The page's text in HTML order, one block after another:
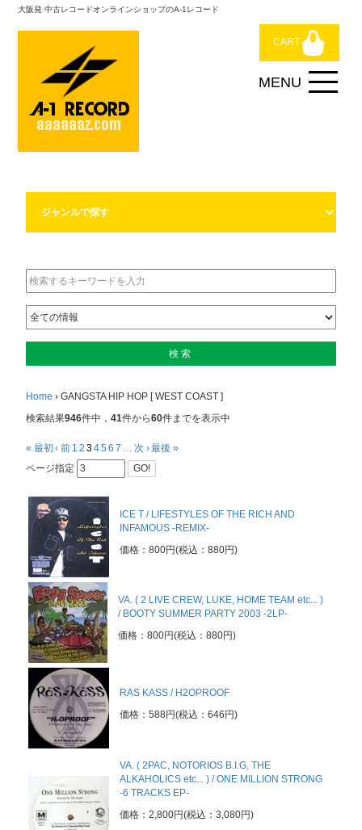
大阪発 中古レコードオンラインショップのA-1レコード
CART
Home ›GANGSTA HIP HOP [ WEST COAST ]
検索結果946件中，41件から60件までを表示中
« 最初 ‹ 前 1 2 345 6 7 … 次 ›最後 »
ページ指定
GO!
ICE T / LIFESTYLES OF THE RICH AND
INFAMOUS -REMIX-
価格：800円(税込：880円)
VA. ( 2 LIVE CREW, LUKE, HOME TEAM etc... )
/ BOOTY SUMMER PARTY 2003 -2LP-
価格：800円(税込：880円)
RAS KASS / H2OPROOF
価格：588円(税込：646円)
VA. ( 2PAC, NOTORIOS B.I.G, THE
ALKAHOLICS etc... ) / ONE MILLION STRONG
-6 TRACKS EP-
価格：2,800円(税込：3,080円)